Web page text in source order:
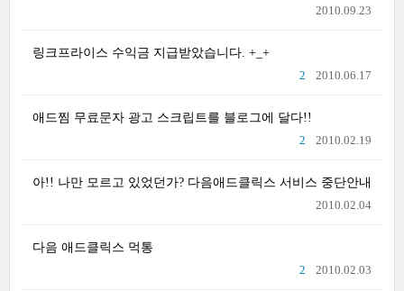
2010.09.23
링크프라이스 수익금 지급받았습니다. +_+
2010.06.17
2
애드찜 무료문자 광고 스크립트를 블로그에 달다!!
2010.02.19
2
아!! 나만 모르고 있었던가? 다음애드클릭스 서비스 중단안내
2010.02.04
다음 애드클릭스 먹통
2010.02.03
2